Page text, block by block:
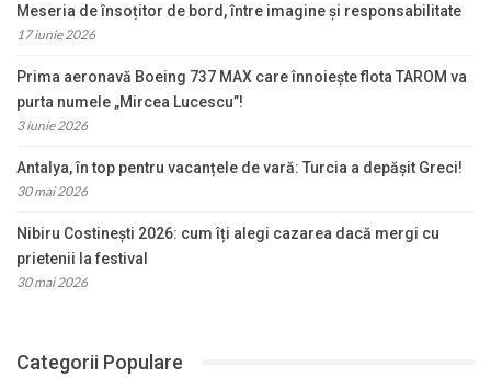
Meseria de însoțitor de bord, între imagine și responsabilitate
17 iunie 2026
Prima aeronavă Boeing 737 MAX care înnoiește flota TAROM va
purta numele „Mircea Lucescu”!
3 iunie 2026
Antalya, în top pentru vacanțele de vară: Turcia a depășit Greci!
30 mai 2026
Nibiru Costinești 2026: cum îți alegi cazarea dacă mergi cu
prietenii la festival
30 mai 2026
Categorii Populare